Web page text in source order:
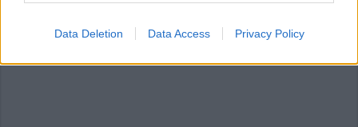
Data Deletion Data Access Privacy Policy